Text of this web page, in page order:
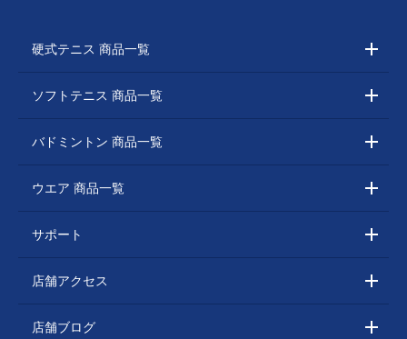
硬式テニス 商品一覧
ソフトテニス 商品一覧
バドミントン 商品一覧
ウエア 商品一覧
サポート
店舗アクセス
店舗ブログ